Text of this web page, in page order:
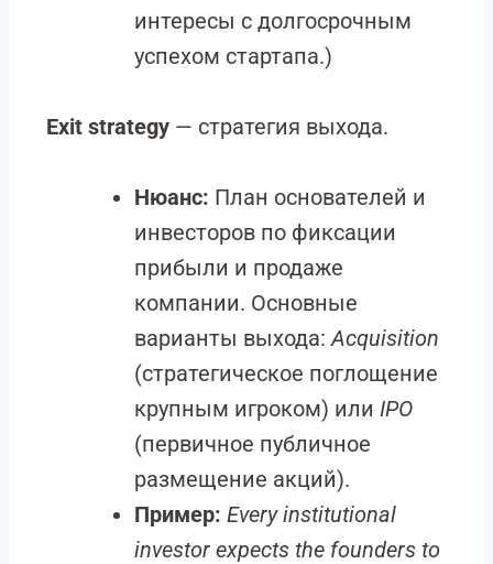
интересы с долгосрочным
успехом стартапа.)
Exit strategy — стратегия выхода.
Нюанс: План основателей и
инвесторов по фиксации
прибыли и продаже
компании. Основные
варианты выхода: Acquisition
(стратегическое поглощение
крупным игроком) или IPO
(первичное публичное
размещение акций).
Пример: Every institutional
investor expects the founders to